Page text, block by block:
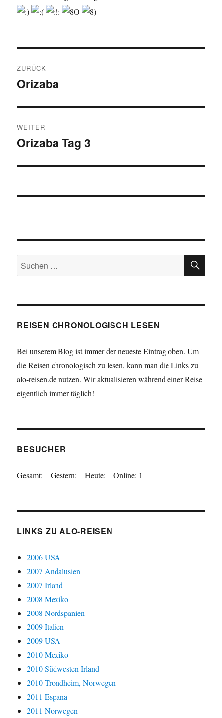
ZURÜCK
Vorheriger
Orizaba
WEITER
Nächster
Orizaba Tag 3
Suchen
nach:
REISEN CHRONOLOGISCH LESEN
Bei unserem Blog ist immer der neueste Eintrag oben. Um
die Reisen chronologisch zu lesen, kann man die Links zu
alo-reisen.de nutzen. Wir aktualisieren während einer Reise
eigentlich immer täglich!
BESUCHER
Gesamt: Gestern: Heute: Online: 1
LINKS ZU ALO-REISEN
2006 USA
2007 Andalusien
2007 Irland
2008 Mexiko
2008 Nordspanien
2009 Italien
2009 USA
2010 Mexiko
2010 Südwesten Irland
2010 Trondheim, Norwegen
2011 Espana
2011 Norwegen